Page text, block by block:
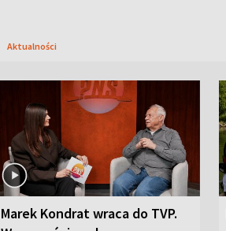
Aktualności
Marek Kondrat wraca do TVP.